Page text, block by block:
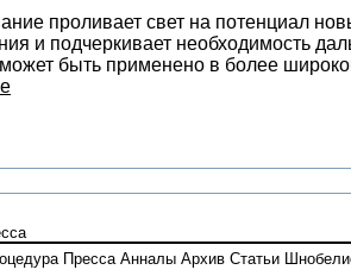
проливает свет на потенциал
и подчеркивает необходимость
быть применено в более
Пресса Анналы Архив Статьи